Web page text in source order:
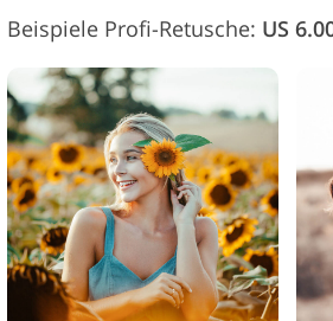
Beispiele Profi-Retusche: US